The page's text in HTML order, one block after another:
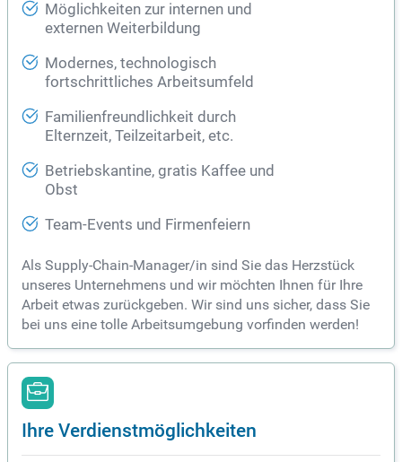
Möglichkeiten zur internen und
externen Weiterbildung
Modernes, technologisch
fortschrittliches Arbeitsumfeld
Familienfreundlichkeit durch
Elternzeit, Teilzeitarbeit, etc.
Betriebskantine, gratis Kaffee und
Obst
Team-Events und Firmenfeiern
Als Supply-Chain-Manager/in sind Sie das Herzstück
unseres Unternehmens und wir möchten Ihnen für Ihre
Arbeit etwas zurückgeben. Wir sind uns sicher, dass Sie
bei uns eine tolle Arbeitsumgebung vorfinden werden!
Ihre Verdienstmöglichkeiten